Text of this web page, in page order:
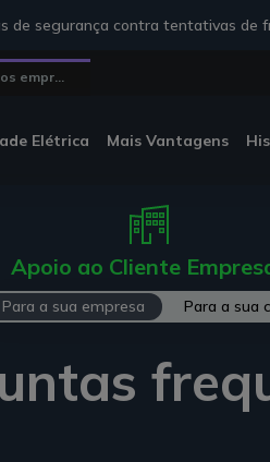
de segurança contra tentativas de
empr...
Elétrica Mais Vantagens
Apoio ao Cliente
Para a sua empresa Para a sua